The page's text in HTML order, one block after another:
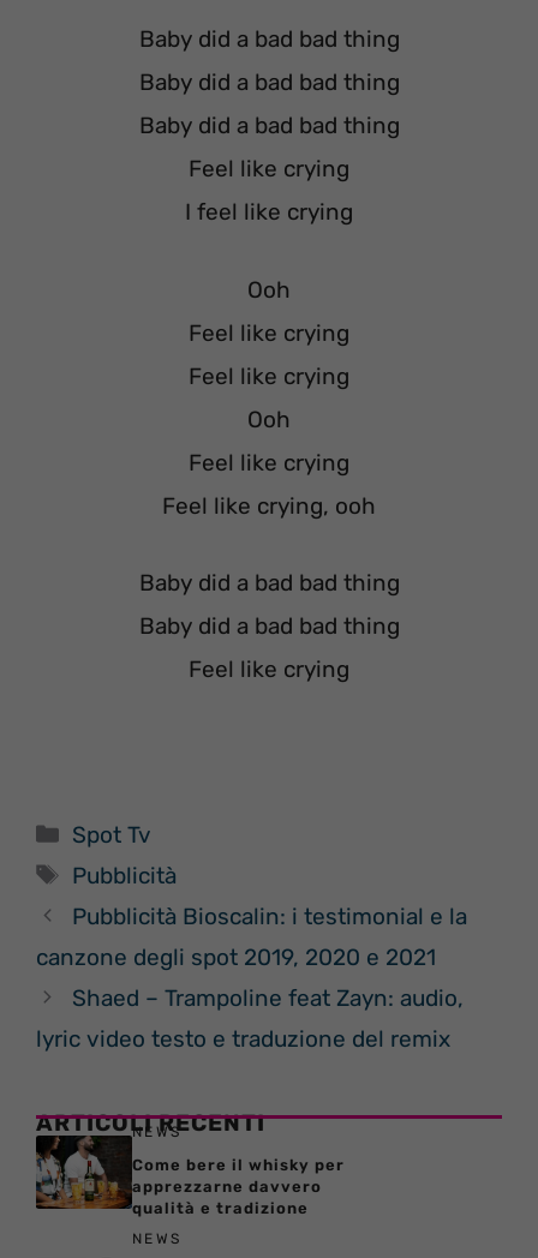
Baby did a bad bad thing
Baby did a bad bad thing
Baby did a bad bad thing
Feel like crying
I feel like crying
Ooh
Feel like crying
Feel like crying
Ooh
Feel like crying
Feel like crying, ooh
Baby did a bad bad thing
Baby did a bad bad thing
Feel like crying
Categorie
Spot Tv
Tag
Pubblicità
Pubblicità Bioscalin: i testimonial e la
canzone degli spot 2019, 2020 e 2021
Shaed – Trampoline feat Zayn: audio,
lyric video testo e traduzione del remix
ARTICOLI RECENTI
NEWS
Come bere il whisky per
apprezzarne davvero
qualità e tradizione
NEWS